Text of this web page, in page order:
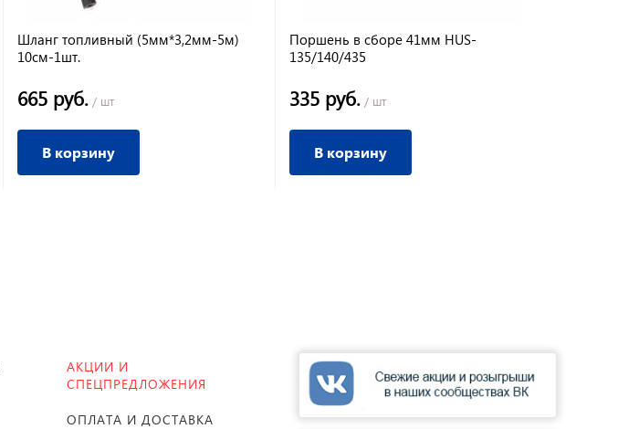
Шланг топливный (5мм*3,2мм-5м)
10см-1шт.
665 руб. / шт
В корзину
Поршень в сборе 41мм HUS-
135/140/435
335 руб. / шт
В корзину
АКЦИИ И
СПЕЦПРЕДЛОЖЕНИЯ
ОПЛАТА И ДОСТАВКА